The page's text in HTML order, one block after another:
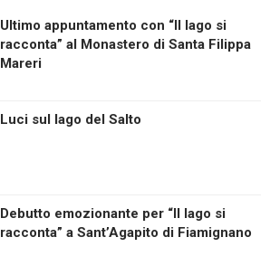
Ultimo appuntamento con “Il lago si
racconta” al Monastero di Santa Filippa
Mareri
Luci sul lago del Salto
Debutto emozionante per “Il lago si
racconta” a Sant’Agapito di Fiamignano